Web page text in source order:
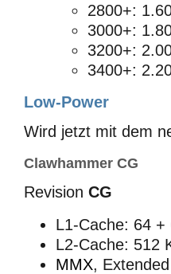
2800+:
3000+:
3200+:
3400+:
Low-Power
Wird jetzt mit dem
Clawhammer CG
Revision CG
L1-Cache: 64
L2-Cache: 512
MMX, Extended